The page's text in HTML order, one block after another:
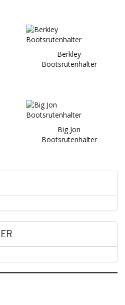
Berkley
Bootsrutenhalter
Big Jon
Bootsrutenhalter